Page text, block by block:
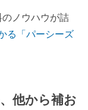
ノウハウが詰
る「パーシーズ
他から補お